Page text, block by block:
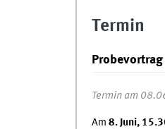
Termin
Termin am
Am 8. Juni,